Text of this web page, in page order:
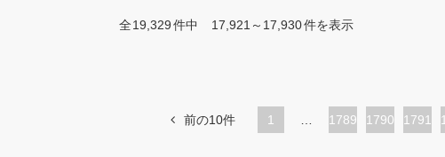
全19,329件中 17,921～17,930件を表示
前の10件 1
ペ
1789
ペ
1790
ペ
1791